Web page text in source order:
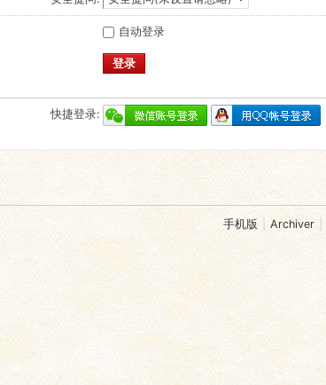
自动登录
登录
快捷登录:
手机版 Archiver